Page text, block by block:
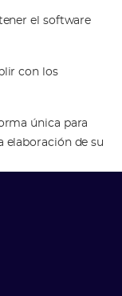
el software
con los
única para
elaboración de su